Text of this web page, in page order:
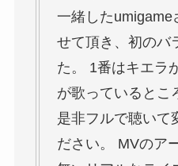
一緒したumigame
せて頂き、初のバ
た。 1番はキエラ
が歌っているとこ
是非フルで聴いて
ださい。 MVのア